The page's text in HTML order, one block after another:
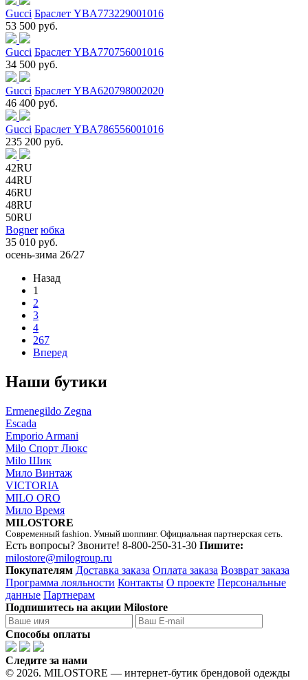
Gucci Браслет YBA773229001016
53 500 руб.
Gucci Браслет YBA770756001016
34 500 руб.
Gucci Браслет YBA620798002020
46 400 руб.
Gucci Браслет YBA786556001016
235 200 руб.
42RU
44RU
46RU
48RU
50RU
Bogner юбка
35 010 руб.
осень-зима 26/27
Назад
1
2
3
4
267
Вперед
Наши бутики
Ermenegildo Zegna
Escada
Emporio Armani
Milo Спорт Люкс
Milo Шик
Мило Винтаж
VICTORIA
MILO ORO
Мило Время
MILOSTORE
Современный fashion. Умный шоппинг. Официальная партнерская сеть.
Есть вопросы? Звоните! 8-800-250-31-30 Пишите:
milostore@milogroup.ru
Покупателям Доставка заказа Оплата заказа Возврат заказа
Программа лояльности Контакты О проекте Персональные
данные Партнерам
Подпишитесь на акции Milostore
Способы оплаты
Следите за нами
© 2026. MILOSTORE — интернет-бутик брендовой одежды